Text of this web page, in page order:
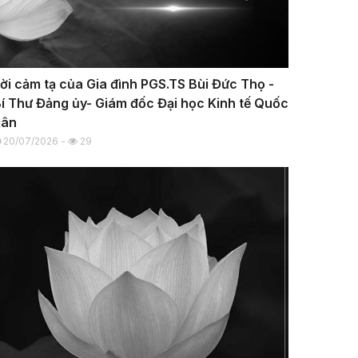
cảm tạ của Gia đình PGS.TS Bùi Đức Thọ -
Thư Đảng ủy- Giám đốc Đại học Kinh tế Quốc
20/07/2026 - 29